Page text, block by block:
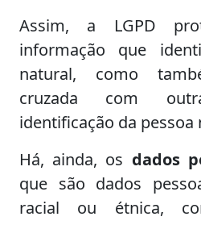
Assim, a LGPD
informação que
natural, como
cruzada com
identificação da pessoa
Há, ainda, os dados
que são dados
racial ou étnica,